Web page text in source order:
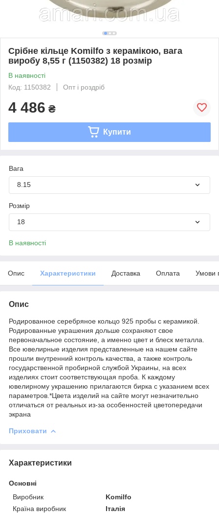
Срібне кільце Komilfo з керамікою, вага
виробу 8,55 г (1150382) 18 розмір
В наявності
Код: 1150382
Опт і роздріб
4 486 ₴
Купити
Вага
8.15
Розмір
18
В наявності
Опис Характеристики Доставка Оплата Умови
Опис
Родированное серебряное кольцо 925 пробы с керамикой.
Родированные украшения дольше сохраняют свое
первоначальное состояние, а именно цвет и блеск металла.
Все ювелирные изделия представленные на нашем сайте
прошли внутренний контроль качества, а также контроль
государственной пробирной службой Украины, на всех
изделиях стоит соответствующая проба. К каждому
ювелирному украшению прилагаются бирка с указанием всех
параметров.*Цвета изделий на сайте могут незначительно
отличаться от реальных из-за особенностей цветопередачи
экрана
Приховати
Характеристики
Основні
Виробник
Komilfo
Країна виробник
Італія